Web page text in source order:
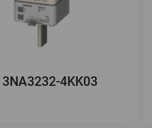
3NA3232-4KK03